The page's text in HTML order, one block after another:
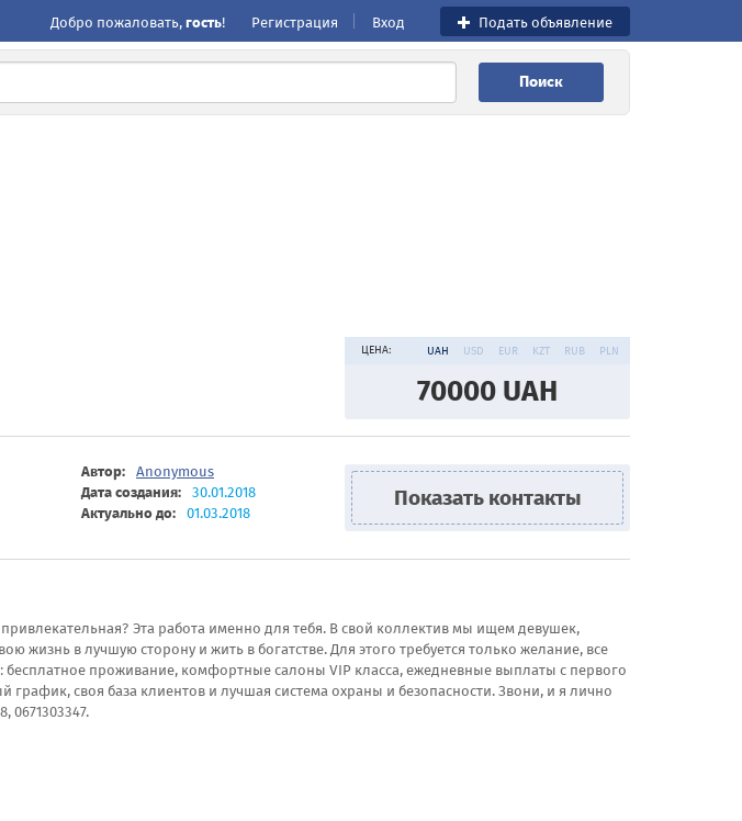
Добро пожаловать, гость! Регистрация Вход Подать объявление
Поиск
ЦЕНА: UAH USD EUR KZT RUB PLN
70000 UAH
Автор:
Anonymous
Дата создания:
30.01.2018
Актуально до: 01.03.2018
Показать контакты
Эта работа именно для тебя. В свой коллектив мы ищем девушек,
жизнь в лучшую сторону и жить в богатстве. Для этого требуется только желание, все
бесплатное проживание, комфортные салоны VIP класса, ежедневные выплаты с первого
график, своя база клиентов и лучшая система охраны и безопасности. Звони, и я лично
0671303347.